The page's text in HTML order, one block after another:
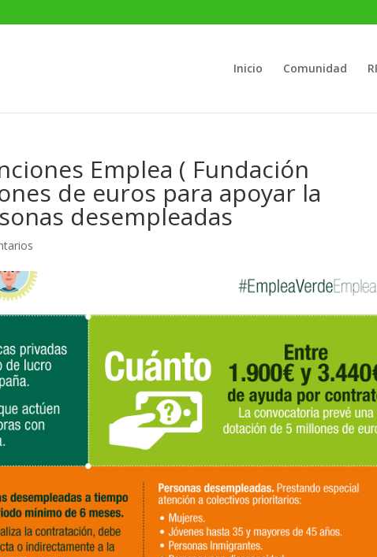
Inicio Comunidad
Emplea ( Fundación
de euros para apoyar la
desempleadas